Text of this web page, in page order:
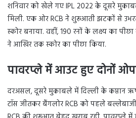
शनिवार को खेले गए IPL 2022 के दूसरे
मिली. एक ओर RCB ने शुरूआती झटकों से
स्कोर बनाया. वहीं, 190 रनों के लक्ष्य का
ने आखिर तक स्कोर का पीछा किया.
पावरप्ले में आउट हुए दोनों
दरअसल, दूसरे मुकाबले में दिल्ली के कप्तान
टॉस जीतकर बैंगलोर RCB को पहले